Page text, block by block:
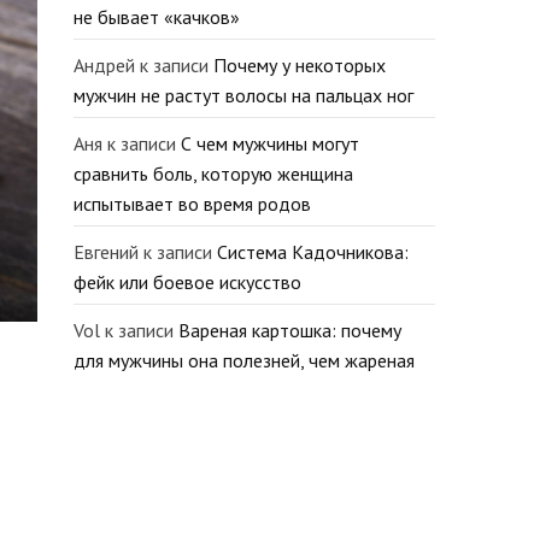
не бывает «качков»
Андрей к записи Почему у некоторых
мужчин не растут волосы на пальцах ног
Аня к записи С чем мужчины могут
сравнить боль, которую женщина
испытывает во время родов
Евгений к записи Система Кадочникова:
фейк или боевое искусство
Vol к записи Вареная картошка: почему
для мужчины она полезней, чем жареная